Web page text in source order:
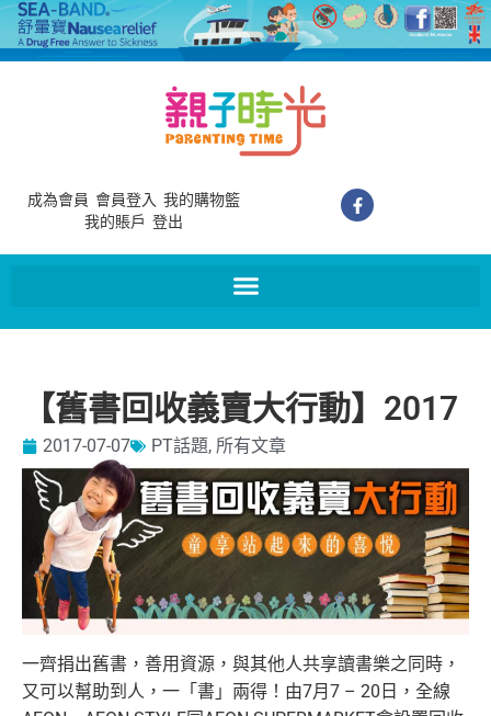
成為會員 會員登入 我的購物籃
我的賬戶 登出
【舊書回收義賣大行動】2017
2017-07-07 PT話題, 所有文章
一齊捐出舊書，善用資源，與其他人共享讀書樂之同時，
又可以幫助到人，一「書」兩得！由7月7 – 20日，全線